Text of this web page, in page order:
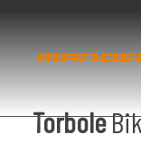
Torbole